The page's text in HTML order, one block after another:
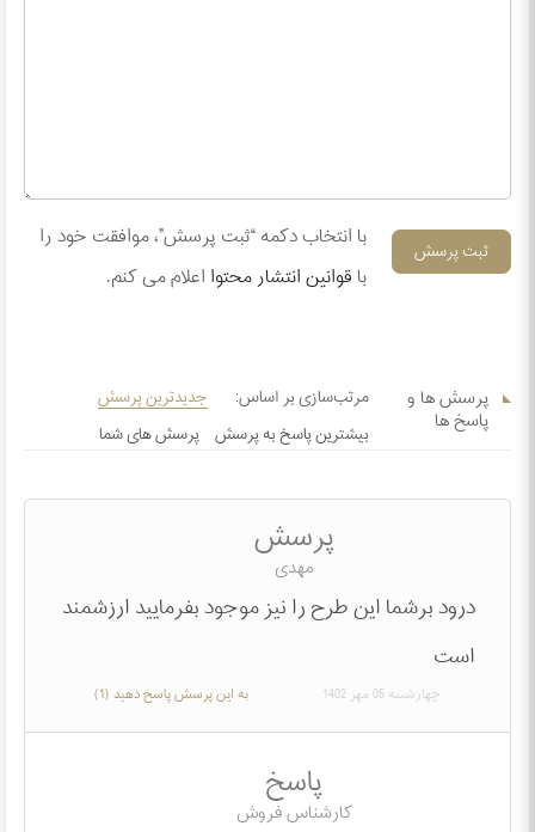
ثبت پرسش
با انتخاب دکمه “ثبت پرسش”، موافقت خود را
باقوانین انتشار محتوا اعلام می کنم.
پرسش ها و
پاسخ ها
جدیدترین پرسش
بیشترین پاسخ به پرسش پرسش های شما
پرسش
مهدی
درود برشما این طرح را نیز موجود بفرمایید ارزشمند
است
چهارشنبه 05 مهر 1402 به این پرسش پاسخ دهید (1)
پاسخ
کارشناس فروش